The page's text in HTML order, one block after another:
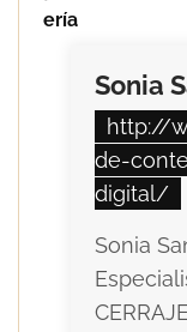
ería
Sonia
http://
de-
digital/
Sonia